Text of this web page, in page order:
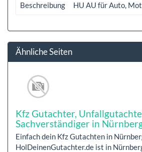
Beschreibung HU AU für Auto,
Ähnliche Seiten
Kfz Gutachter,
Sachverständiger in
Einfach dein Kfz Gutachten in
HolDeinenGutachter.de ist in